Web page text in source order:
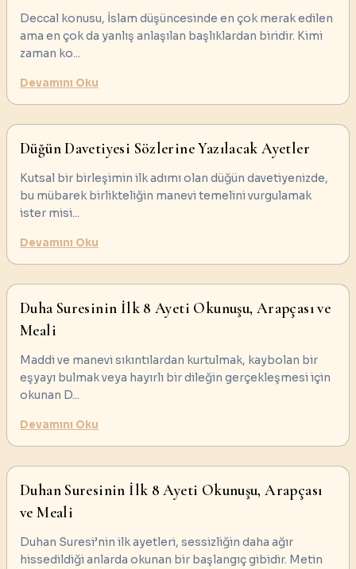
Deccal konusu, İslam düşüncesinde en çok merak edilen
ama en çok da yanlış anlaşılan başlıklardan biridir. Kimi
zaman ko...
Devamını Oku
Düğün Davetiyesi Sözlerine Yazılacak Ayetler
Kutsal bir birleşimin ilk adımı olan düğün davetiyenizde,
bu mübarek birlikteliğin manevi temelini vurgulamak
ister misi...
Devamını Oku
Duha Suresinin İlk 8 Ayeti Okunuşu, Arapçası ve
Meali
Maddi ve manevi sıkıntılardan kurtulmak, kaybolan bir
eşyayı bulmak veya hayırlı bir dileğin gerçekleşmesi için
okunan D...
Devamını Oku
Duhan Suresinin İlk 8 Ayeti Okunuşu, Arapçası
ve Meali
Duhan Suresi’nin ilk ayetleri, sessizliğin daha ağır
hissedildiği anlarda okunan bir başlangıç gibidir. Metin